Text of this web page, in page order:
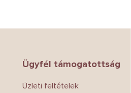
Ügyfél támogatottság
Üzleti feltételek